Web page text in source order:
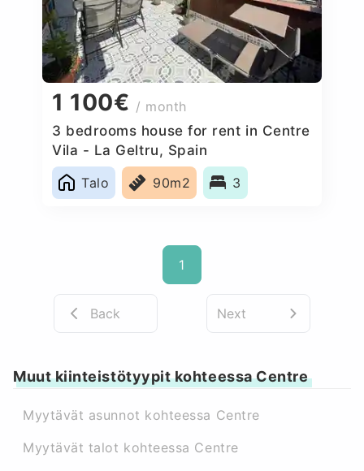
1 100€ / month
3 bedrooms house for rent in Centre
Vila - La Geltru, Spain
Talo
90m2 3
1
Back Next
Muut kiinteistötyypit kohteessa Centre
Myytävät asunnot kohteessa Centre
Myytävät talot kohteessa Centre